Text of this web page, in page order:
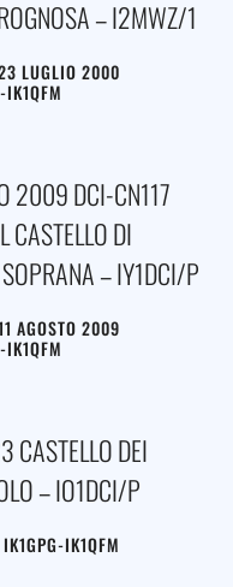
– I2MWZ/1
LUGLIO 2000
IK1QFM
2009 DCI-CN117
CASTELLO DI
– IY1DCI/P
AGOSTO 2009
IK1QFM
DEI
– IO1DCI/P
IK1GPG-IK1QFM